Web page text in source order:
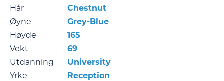
Hår
Chestnut
Øyne
Grey-Blue
Høyde
165
Vekt
69
Utdanning
University
Yrke
Reception